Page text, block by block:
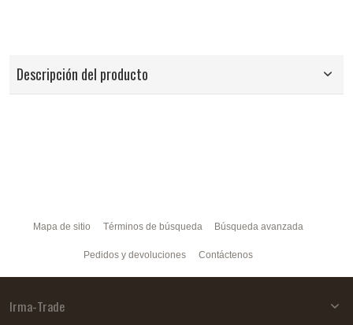
Descripción del producto
Mapa de sitio Términos de búsqueda Búsqueda avanzada
Pedidos y devoluciones Contáctenos
Irma-Trade